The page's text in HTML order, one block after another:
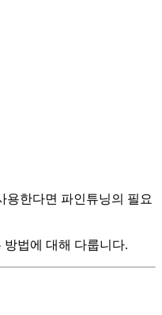
용한다면 파인튜닝의 필요
법에 대해 다룹니다.